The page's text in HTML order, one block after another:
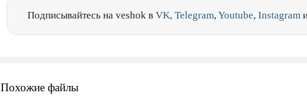
Подписывайтесь на veshok в VK, Telegram,Youtube, Instagram
Похожие файлы